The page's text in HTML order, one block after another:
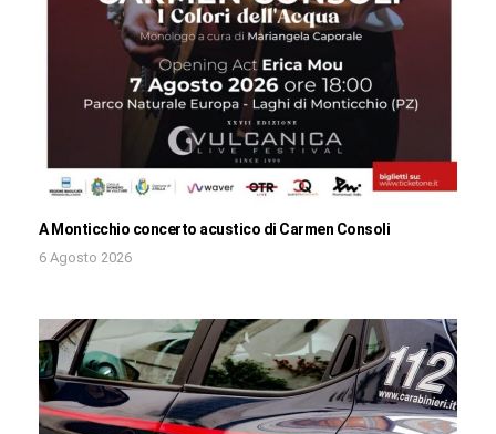
A Monticchio concerto acustico di Carmen Consoli
6 Agosto 2026